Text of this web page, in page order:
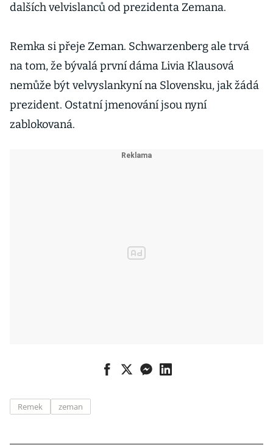
dalších velvislanců od prezidenta Zemana.
Remka si přeje Zeman. Schwarzenberg ale trvá
na tom, že bývalá první dáma Livia Klausová
nemůže být velvyslankyní na Slovensku, jak žádá
prezident. Ostatní jmenování jsou nyní
zablokovaná.
Remek zeman